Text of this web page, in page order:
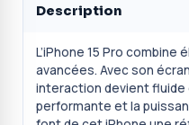
Description
L’iPhone 15 Pro
avancées. Avec son
interaction devient fluide
performante et la